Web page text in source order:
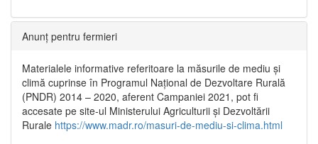
Anunț pentru fermieri
Materialele informative referitoare la măsurile de mediu și
climă cuprinse în Programul Național de Dezvoltare Rurală
(PNDR) 2014 – 2020, aferent Campaniei 2021, pot fi
accesate pe site-ul Ministerului Agriculturii și Dezvoltării
Rurale https://www.madr.ro/masuri-de-mediu-si-clima.html